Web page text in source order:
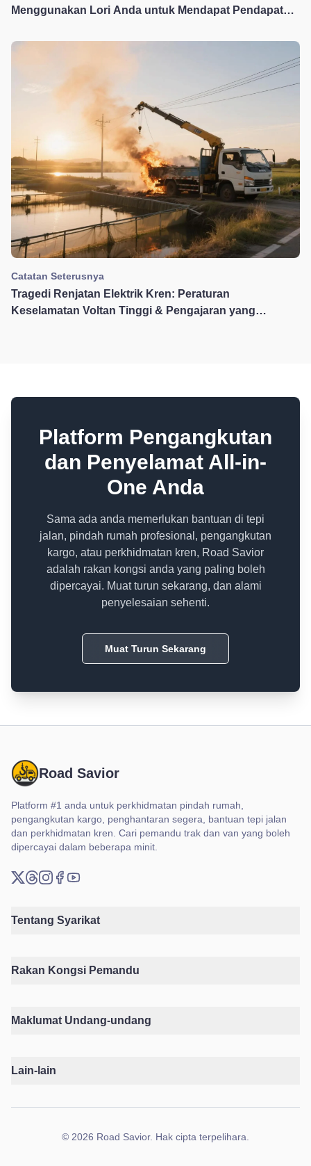
Menggunakan Lori Anda untuk Mendapat Pendapatan
Catatan Seterusnya
Tragedi Renjatan Elektrik Kren: Peraturan
Keselamatan Voltan Tinggi & Pengajaran yang
Platform Pengangkutan
dan Penyelamat All-in-
One Anda
Sama ada anda memerlukan bantuan di tepi
jalan, pindah rumah profesional, pengangkutan
kargo, atau perkhidmatan kren, Road Savior
adalah rakan kongsi anda yang paling boleh
dipercayai. Muat turun sekarang, dan alami
penyelesaian sehenti.
Muat Turun Sekarang
Road Savior
Platform #1 anda untuk perkhidmatan pindah rumah,
pengangkutan kargo, penghantaran segera, bantuan tepi jalan
dan perkhidmatan kren. Cari pemandu trak dan van yang boleh
dipercayai dalam beberapa minit.
Tentang Syarikat
Rakan Kongsi Pemandu
Maklumat Undang-undang
Lain-lain
© 2026 Road Savior. Hak cipta terpelihara.